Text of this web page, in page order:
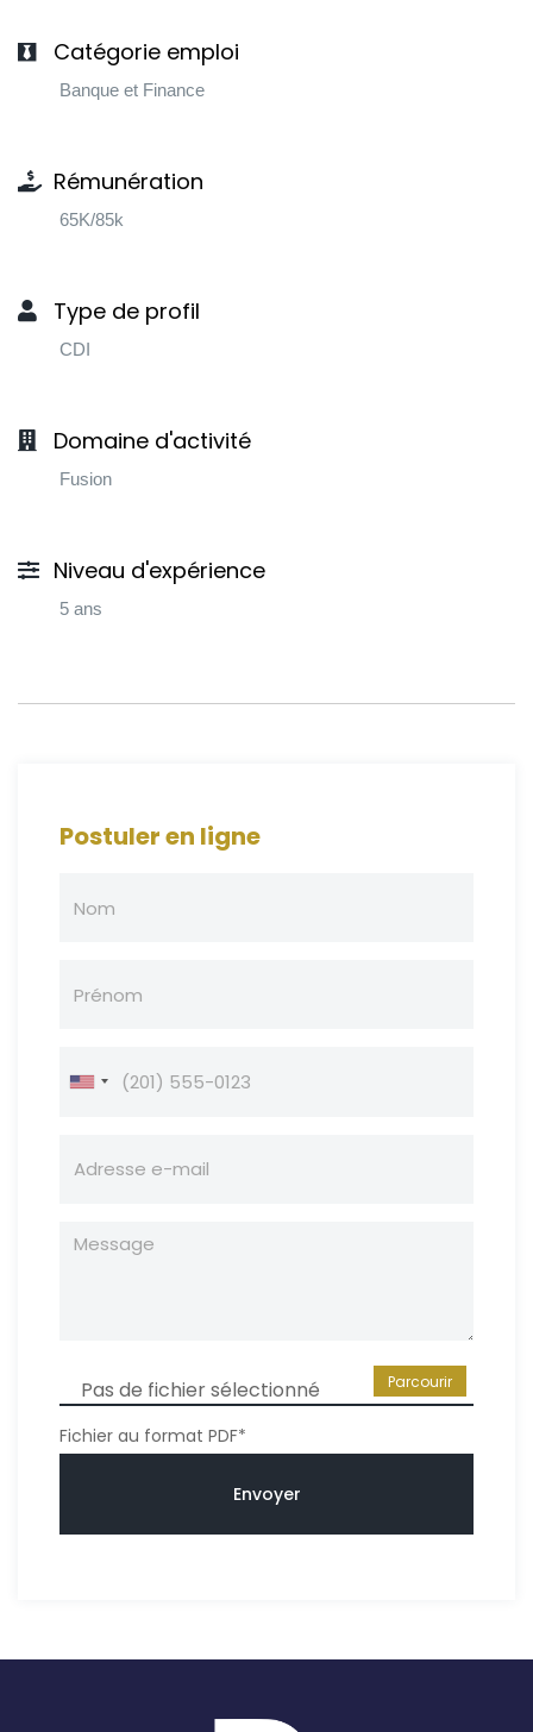
Catégorie emploi
Banque et Finance
Rémunération
65K/85k
Type de profil
CDI
Domaine d'activité
Fusion
Niveau d'expérience
5 ans
Postuler en ligne
Pas de fichier sélectionné Parcourir
Fichier au format PDF*
Envoyer